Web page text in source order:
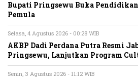
Bupati Pringsewu Buka
Pemula
Selasa, 4 Agustus 2026 - 00:28 WIB
AKBP Dadi Perdana Putra Resmi
Pringsewu, Lanjutkan Program
Senin, 3 Agustus 2026 - 11:12 WIB